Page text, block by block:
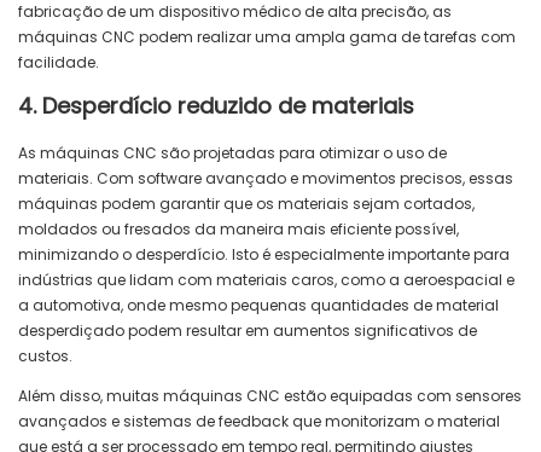
fabricação de um dispositivo médico de alta precisão, as
máquinas CNC podem realizar uma ampla gama de tarefas com
facilidade.
4. Desperdício reduzido de materiais
As máquinas CNC são projetadas para otimizar o uso de
materiais. Com software avançado e movimentos precisos, essas
máquinas podem garantir que os materiais sejam cortados,
moldados ou fresados ​​da maneira mais eficiente possível,
minimizando o desperdício. Isto é especialmente importante para
indústrias que lidam com materiais caros, como a aeroespacial e
a automotiva, onde mesmo pequenas quantidades de material
desperdiçado podem resultar em aumentos significativos de
custos.
Além disso, muitas máquinas CNC estão equipadas com sensores
avançados e sistemas de feedback que monitorizam o material
que está a ser processado em tempo real, permitindo ajustes